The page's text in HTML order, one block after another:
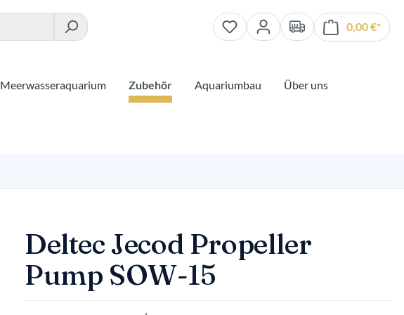
0,00 €*
Meerwasseraquarium Zubehör Aquariumbau
Über uns
Deltec Jecod Propeller
Pump SOW-15